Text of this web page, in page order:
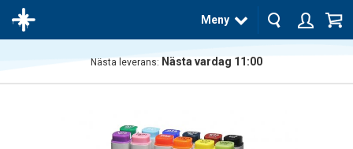
Meny
Nästa leverans: Nästa vardag 11:00